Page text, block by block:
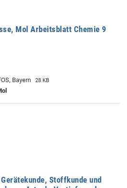
Mol Arbeitsblatt Chemie 9
Bayern 28 KB
Stoffkunde und